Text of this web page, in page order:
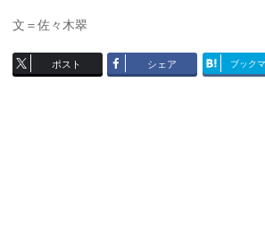
文＝佐々木翠
ポスト シェア ブック